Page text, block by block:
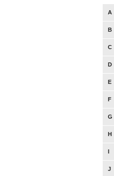
A
B
C
D
E
F
G
H
I
J